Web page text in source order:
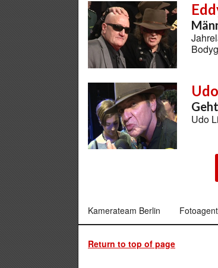
Udo
Kamerateam Berlin
Return to top of page